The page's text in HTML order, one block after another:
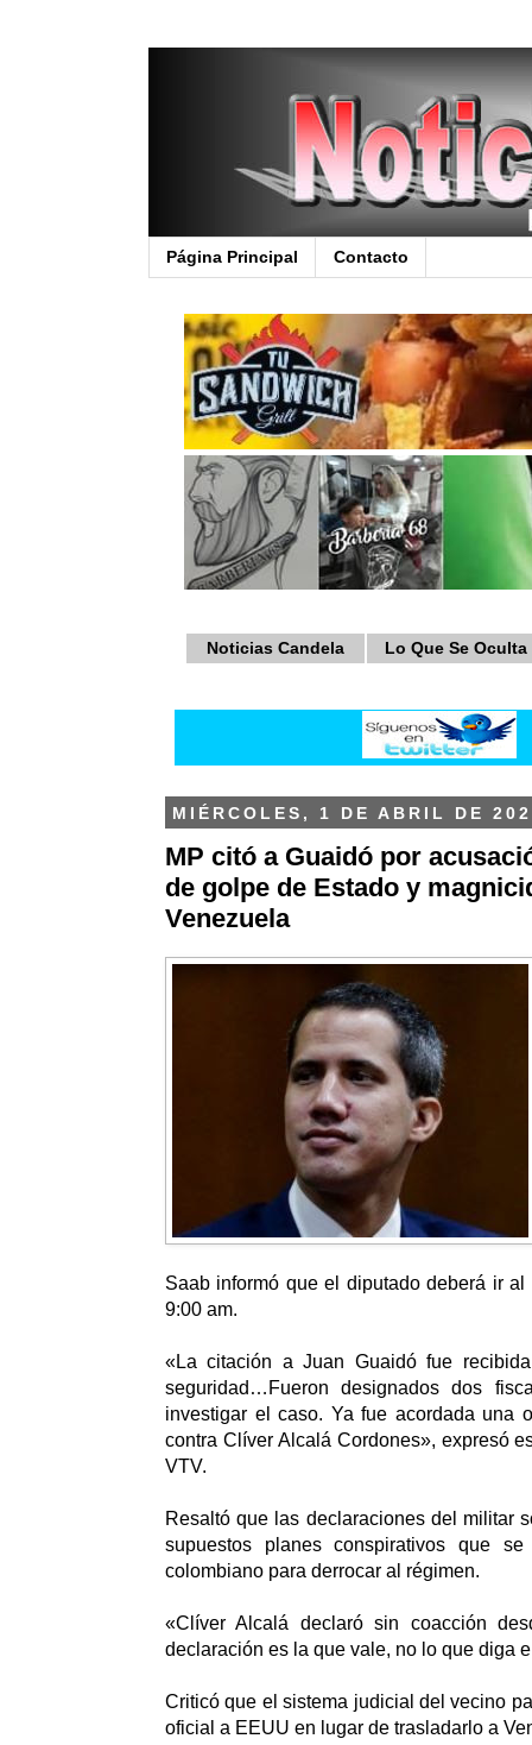
Página Principal Contacto
Noticias Candela Lo Que Se Oculta
MIÉRCOLES, 1 DE ABRIL DE
MP citó a Guaidó por
de golpe de Estado y
Venezuela
Saab informó que el diputado deberá ir
9:00 am.
«La citación a Juan Guaidó fue
seguridad…Fueron designados dos
investigar el caso. Ya fue acordada una
contra Clíver Alcalá Cordones», expresó
VTV.
Resaltó que las declaraciones del militar
supuestos planes conspirativos que
colombiano para derrocar al régimen.
«Clíver Alcalá declaró sin coacción
declaración es la que vale, no lo que diga
Criticó que el sistema judicial del vecino
oficial a EEUU en lugar de trasladarlo a